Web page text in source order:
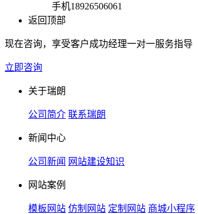
手机18926506061
返回顶部
现在咨询，享受客户成功经理一对一服务指导
立即咨询
关于瑞朗
公司简介 联系瑞朗
新闻中心
公司新闻 网站建设知识
网站案例
模板网站 仿制网站 定制网站 商城小程序